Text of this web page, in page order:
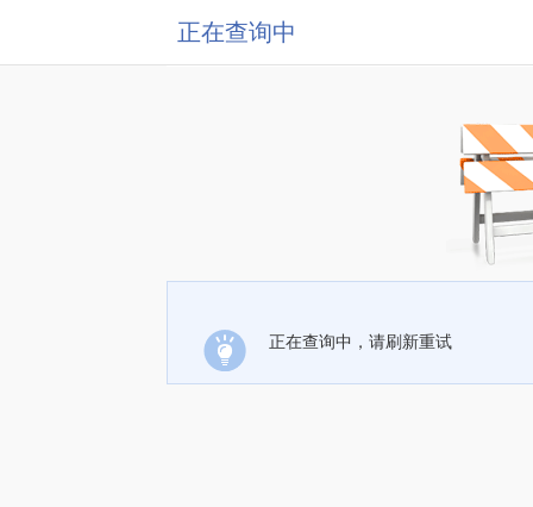
正在查询中
正在查询中，请刷新重试